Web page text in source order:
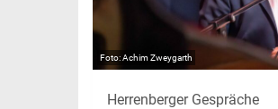
Achim Zweygarth
Herrenberger Gespräche